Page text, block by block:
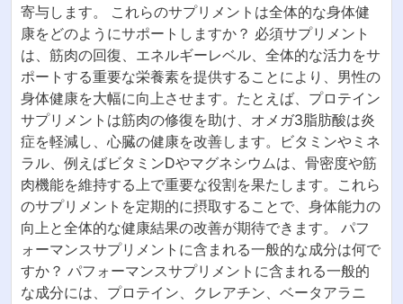
寄与します。 これらのサプリメントは全体的な身体健
康をどのようにサポートしますか？ 必須サプリメント
は、筋肉の回復、エネルギーレベル、全体的な活力をサ
ポートする重要な栄養素を提供することにより、男性の
身体健康を大幅に向上させます。たとえば、プロテイン
サプリメントは筋肉の修復を助け、オメガ3脂肪酸は炎
症を軽減し、心臓の健康を改善します。ビタミンやミネ
ラル、例えばビタミンDやマグネシウムは、骨密度や筋
肉機能を維持する上で重要な役割を果たします。これら
のサプリメントを定期的に摂取することで、身体能力の
向上と全体的な健康結果の改善が期待できます。 パフ
ォーマンスサプリメントに含まれる一般的な成分は何で
すか？ パフォーマンスサプリメントに含まれる一般的
な成分には、プロテイン、クレアチン、ベータアラニ